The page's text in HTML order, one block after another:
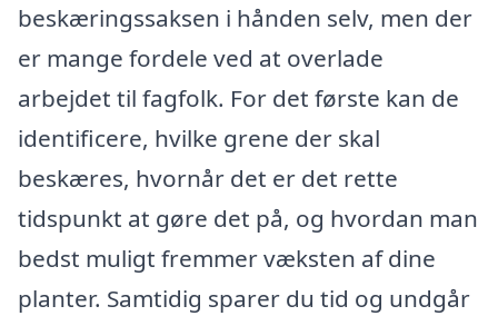
beskæringssaksen i hånden selv, men der
er mange fordele ved at overlade
arbejdet til fagfolk. For det første kan de
identificere, hvilke grene der skal
beskæres, hvornår det er det rette
tidspunkt at gøre det på, og hvordan man
bedst muligt fremmer væksten af dine
planter. Samtidig sparer du tid og undgår